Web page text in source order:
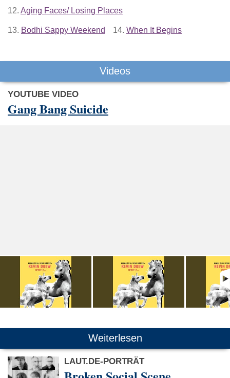
12. Aging Faces/ Losing Places
13. Bodhi Sappy Weekend 14. When It Begins
Videos
YOUTUBE VIDEO
Gang Bang Suicide
Weiterlesen
LAUT.DE-PORTRÄT